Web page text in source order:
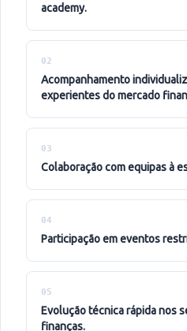
academy.
02
acompanhamento individualizado por profissionais
experientes do mercado
03
colaboração com equipas à
04
participação em eventos
05
evolução técnica rápida nos setores da tecnologia e
finanças.